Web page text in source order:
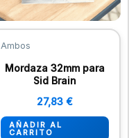
Ambos
Mordaza 32mm para
Sid Brain
27,83 €
AÑADIR AL
CARRITO